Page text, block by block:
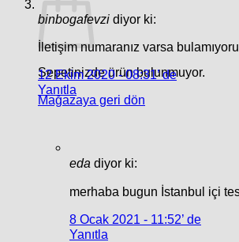
Sepetinizde ürün bulunmuyor.
Mağazaya geri dön
binbogafevzi diyor ki:
İletişim numaranız varsa
12 Ekim 2020 - 08:31’ de
Yanıtla
eda diyor ki:
merhaba bugun İstanbul içi
8 Ocak 2021 - 11:52’ de
Yanıtla